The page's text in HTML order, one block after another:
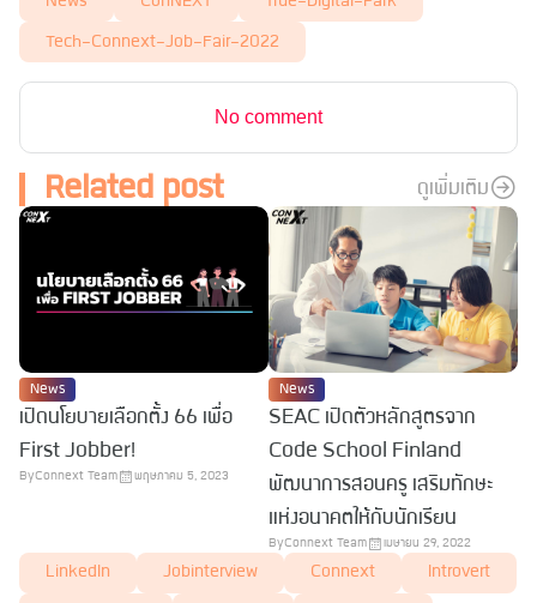
Tech-Connext-Job-Fair-2022
No comment
Related post ดูเพิ่มเติม
News
เปิดนโยบายเลือกตั้ง 66 เพื่อ
First Jobber!
ByConnext Team พฤษภาคม 5, 2023
News
SEAC เปิดตัวหลักสูตรจาก
Code School Finland
พัฒนาการสอนครู เสริมทักษะ
แห่งอนาคตให้กับนักเรียน
ByConnext Team เมษายน 29, 2022
LinkedIn Jobinterview Connext Introvert